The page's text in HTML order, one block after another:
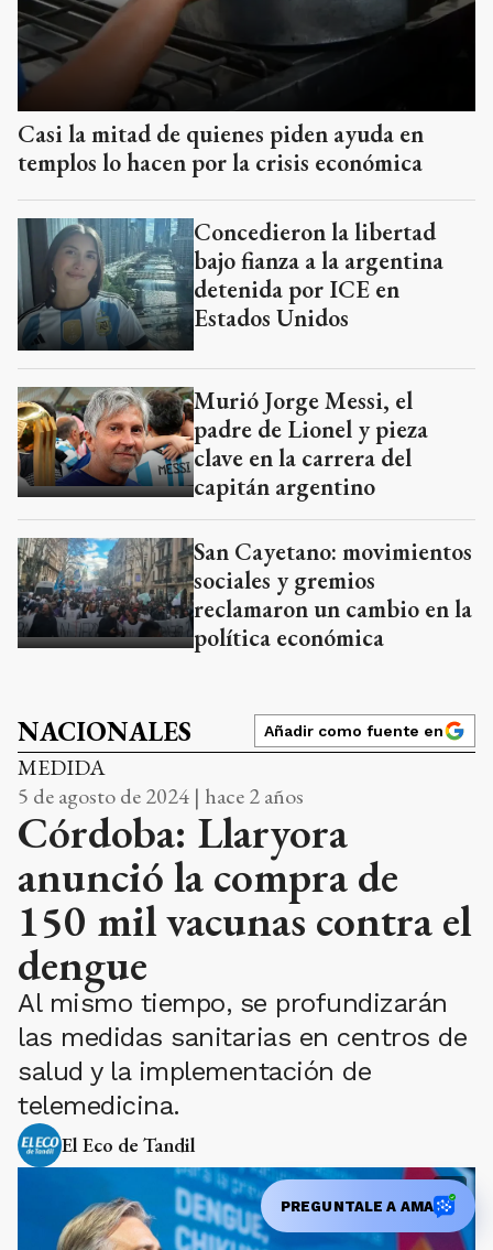
Casi la mitad de quienes piden ayuda en
templos lo hacen por la crisis económica
Concedieron la libertad
bajo fianza a la argentina
detenida por ICE en
Estados Unidos
Murió Jorge Messi, el
padre de Lionel y pieza
clave en la carrera del
capitán argentino
San Cayetano: movimientos
sociales y gremios
reclamaron un cambio en la
política económica
NACIONALES Añadir como fuente en
MEDIDA
5 de agosto de 2024 | hace 2 años
Córdoba: Llaryora
anunció la compra de
150 mil vacunas contra el
dengue
Al mismo tiempo, se profundizarán
las medidas sanitarias en centros de
salud y la implementación de
telemedicina.
El Eco de Tandil
PREGUNTALE A AMA